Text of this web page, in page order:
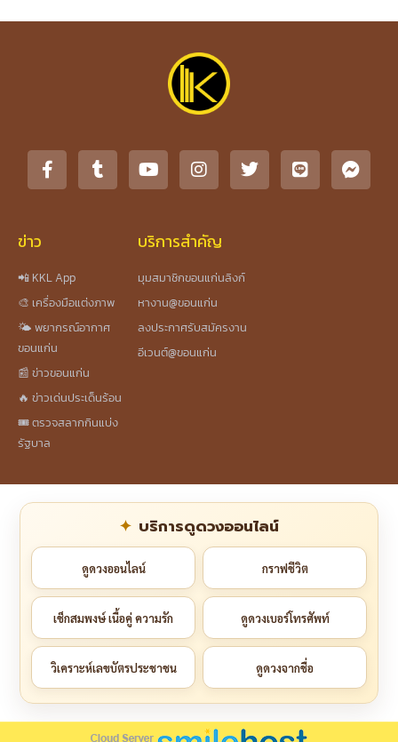
ข่าว
📲 KKL App
🎨 เครื่องมือแต่งภาพ
🌤️ พยากรณ์อากาศ
ขอนแก่น
📰 ข่าวขอนแก่น
🔥 ข่าวเด่นประเด็นร้อน
🎟️ ตรวจสลากกินแบ่ง
รัฐบาล
บริการสำคัญ
มุมสมาชิกขอนแก่นลิงก์
หางาน@ขอนแก่น
ลงประกาศรับสมัครงาน
อีเวนต์@ขอนแก่น
บริการดูดวงออนไลน์
ดูดวงออนไลน์ กราฟชีวิต
เช็กสมพงษ์ เนื้อคู่ ความรัก ดูดวงเบอร์โทรศัพท์
วิเคราะห์เลขบัตรประชาชน ดูดวงจากชื่อ